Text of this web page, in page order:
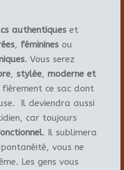
authentiques et
, féminines ou
. Vous serez
, stylée, moderne et
ce sac dont
Il deviendra aussi
car toujours
. Il sublimera
vous ne
Les gens vous